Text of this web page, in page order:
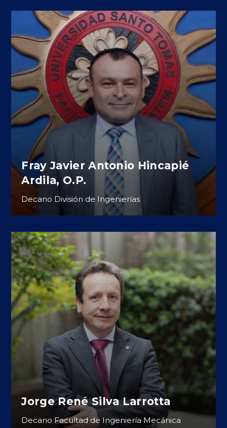
Fray Javier Antonio Hincapié
Ardila, O.P.
Decano División de Ingenierías
Jorge René Silva Larrotta
Decano Facultad de Ingeniería Mecánica